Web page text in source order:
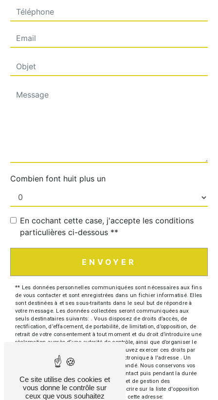
Combien font huit plus un
En cochant cette case, j'accepte les conditions
particulières ci-dessous **
ENVOYER
** Les données personnelles communiquées sont nécessaires aux fins
de vous contacter et sont enregistrées dans un fichier informatisé. Elles
sont destinées à et ses sous-traitants dans le seul but de répondre à
votre message. Les données collectées seront communiquées aux
seuls destinataires suivants: . Vous disposez de droits d’accès, de
rectification, d’effacement, de portabilité, de limitation, d’opposition, de
retrait de votre consentement à tout moment et du droit d’introduire une
réclamation auprès d’une autorité de contrôle, ainsi que d’organiser le
sort de vos données post-mortem. Vous pouvez exercer ces droits par
voie postale à l'adresse ou par courrier électronique à l'adresse . Un
justificatif d'identité pourra vous être demandé. Nous conservons vos
données pendant la période de prise de contact puis pendant la durée
de prescription légale aux fins probatoires et de gestion des
contentieux. Vous avez le droit de vous inscrire sur la liste d'opposition
au démarchage téléphonique, disponible à cette adresse:
Ce site utilise des cookies et
vous donne le contrôle sur
ceux que vous souhaitez